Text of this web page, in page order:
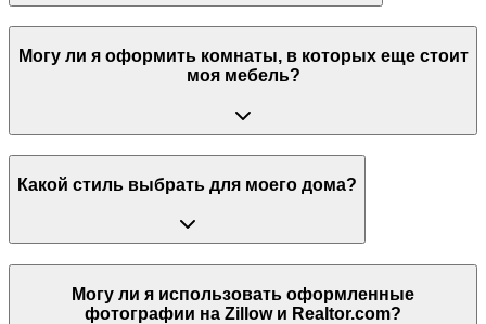
Могу ли я оформить комнаты, в которых еще стоит
моя мебель?
Какой стиль выбрать для моего дома?
Могу ли я использовать оформленные
фотографии на Zillow и Realtor.com?